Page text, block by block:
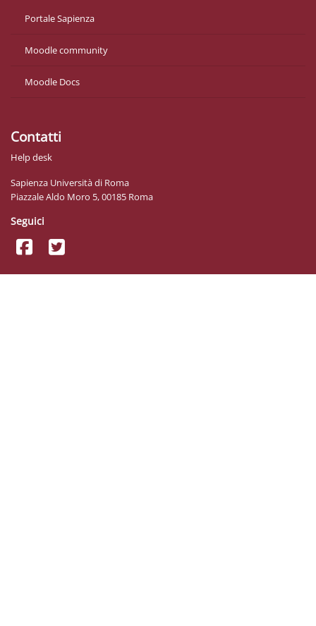
Portale Sapienza
Moodle community
Moodle Docs
Contatti
Help desk
Sapienza Università di Roma
Piazzale Aldo Moro 5, 00185 Roma
Seguici